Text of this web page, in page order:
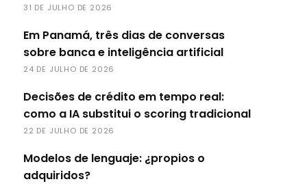
31 DE JULHO DE 2026
Em Panamá, três dias de conversas
sobre banca e inteligência artificial
24 DE JULHO DE 2026
Decisões de crédito em tempo real:
como a IA substitui o scoring tradicional
22 DE JULHO DE 2026
Modelos de lenguaje: ¿propios o
adquiridos?